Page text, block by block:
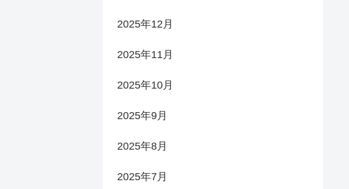
2025年12月
2025年11月
2025年10月
2025年9月
2025年8月
2025年7月